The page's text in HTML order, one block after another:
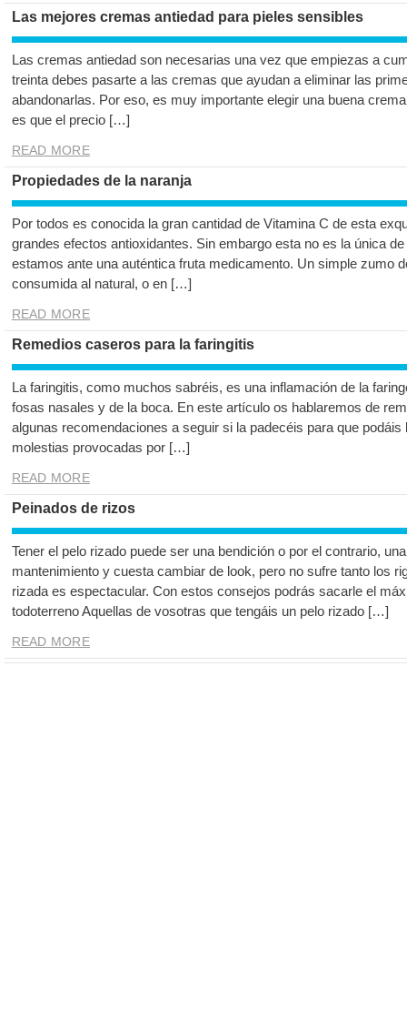
Las mejores cremas antiedad para pieles sensibles
Las cremas antiedad son necesarias una vez que empiezas a
treinta debes pasarte a las cremas que ayudan a eliminar las
abandonarlas. Por eso, es muy importante elegir una buena
es que el precio […]
READ MORE
Propiedades de la naranja
Por todos es conocida la gran cantidad de Vitamina C de esta
grandes efectos antioxidantes. Sin embargo esta no es la única
estamos ante una auténtica fruta medicamento. Un simple zumo
consumida al natural, o en […]
READ MORE
Remedios caseros para la faringitis
La faringitis, como muchos sabréis, es una inflamación de la
fosas nasales y de la boca. En este artículo os hablaremos de
algunas recomendaciones a seguir si la padecéis para que
molestias provocadas por […]
READ MORE
Peinados de rizos
Tener el pelo rizado puede ser una bendición o por el contrario,
mantenimiento y cuesta cambiar de look, pero no sufre tanto los
rizada es espectacular. Con estos consejos podrás sacarle el
todoterreno Aquellas de vosotras que tengáis un pelo rizado […]
READ MORE